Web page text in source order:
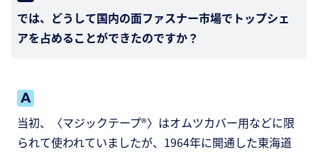
では、どうして国内の面ファスナー市場でトップシェ
アを占めることができたのですか？
当初、〈マジックテープ®〉はオムツカバー用などに限
られて使われていましたが、1964年に開通した東海道